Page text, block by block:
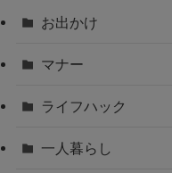
お出かけ
マナー
ライフハック
一人暮らし